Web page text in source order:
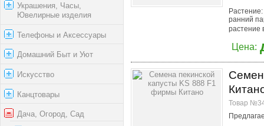
Украшения, Часы,
Ювелирные изделия
Телефоны и Аксессуары
Домашний Быт и Уют
Искусство
Канцтовары
Дача, Огород, Сад
Растение:
ранний
растение
Цена:
Товар